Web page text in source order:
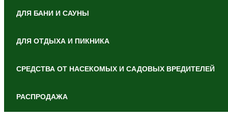
ДЛЯ БАНИ И САУНЫ
ДЛЯ ОТДЫХА И ПИКНИКА
СРЕДСТВА ОТ НАСЕКОМЫХ И САДОВЫХ ВРЕДИТЕЛЕЙ
РАСПРОДАЖА